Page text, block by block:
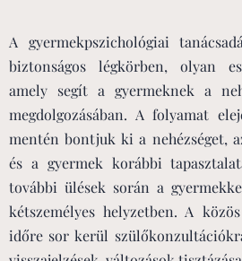
A gyermekpszichológiai
biztonságos légkörben, olyan
amely segít a gyermeknek a
megdolgozásában. A folyamat
mentén bontjuk ki a nehézséget,
és a gyermek korábbi
további ülések során a
kétszemélyes helyzetben. A
időre sor kerül